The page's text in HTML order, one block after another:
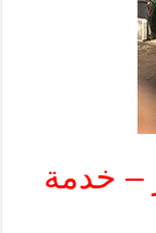
– خدمة